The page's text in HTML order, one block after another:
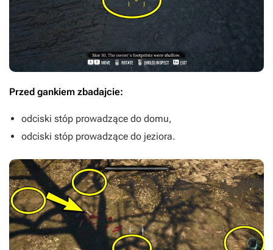
Przed gankiem zbadajcie:
odciski stóp prowadzące do domu,
odciski stóp prowadzące do jeziora.